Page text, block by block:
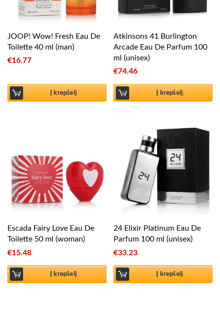
JOOP! Wow! Fresh Eau De
Toilette 40 ml (man)
€16.77
Į krepšelį
Atkinsons 41 Burlington
Arcade Eau De Parfum 100
ml (unisex)
€74.46
Į krepšelį
Escada Fairy Love Eau De
Toilette 50 ml (woman)
€15.48
Į krepšelį
24 Elixir Platinum Eau De
Parfum 100 ml (unisex)
€33.23
Į krepšelį